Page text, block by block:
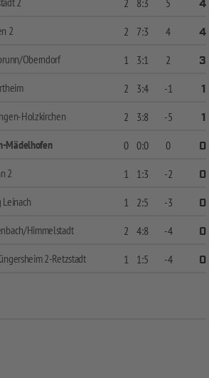
4
2 2 7:3 4
4
Oberndorf 1 3:1 2
3
2 3:4 -1
1
Holzkirchen 2 3:8 -5
1
Mädelhofen 0 0:0 0
0
2 1 1:3 -2
0
Leinach 1 2:5 -3
0
Himmelstadt 2 4:8 -4
0
2-Retzstadt 1 1:5 -4 0